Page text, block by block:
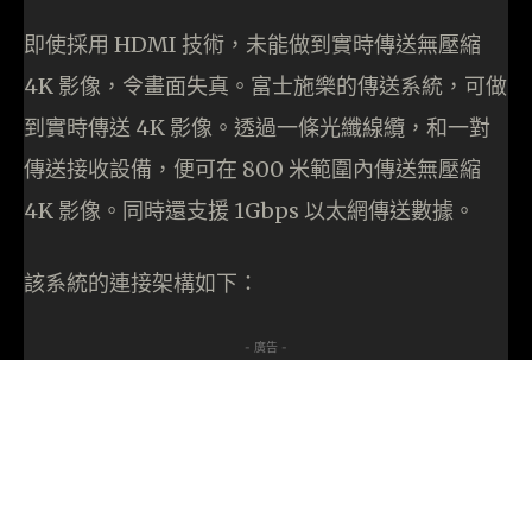
即使採用 HDMI 技術，未能做到實時傳送無壓縮
4K 影像，令畫面失真。富士施樂的傳送系統，可做
到實時傳送 4K 影像。透過一條光纖線纜，和一對
傳送接收設備，便可在 800 米範圍內傳送無壓縮
4K 影像。同時還支援 1Gbps 以太網傳送數據。
該系統的連接架構如下：
- 廣告 -